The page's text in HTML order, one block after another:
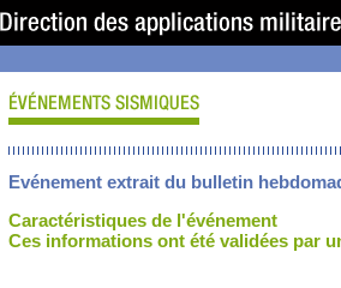
Evénement extrait du bulletin
Caractéristiques de l'événement
Ces informations ont été validées par